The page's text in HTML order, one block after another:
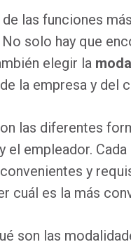
las funciones
solo hay que
elegir la
la empresa y del
las diferentes
empleador.
y
cuál es la más
son las